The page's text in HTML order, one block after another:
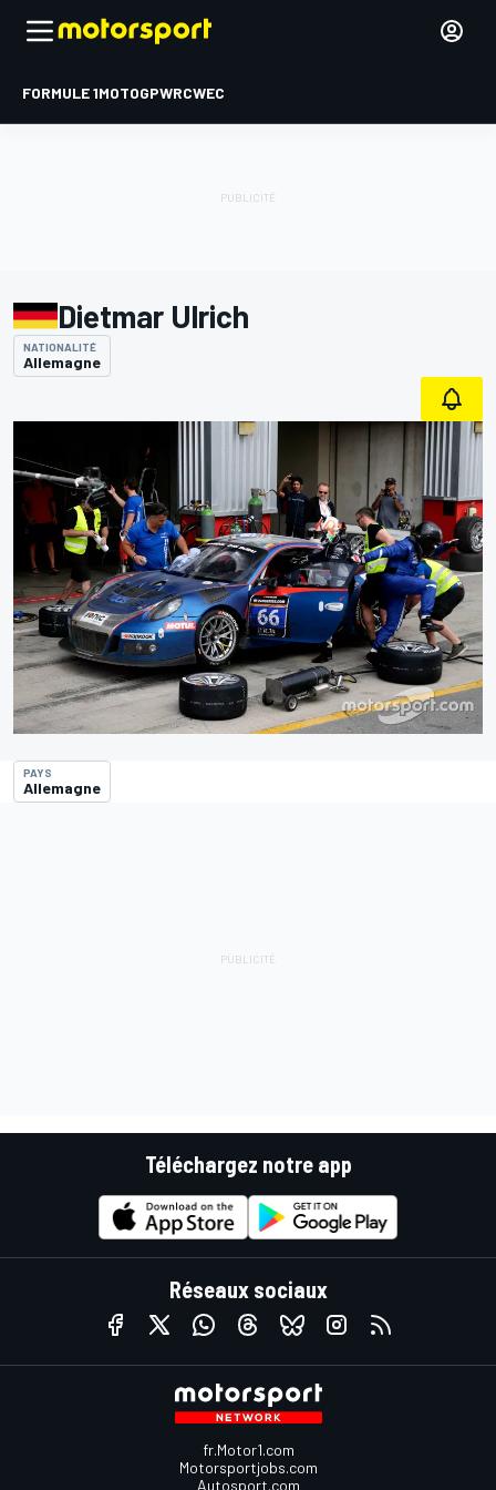
FORMULE 1MOTOGPWRCWEC
Dietmar Ulrich
NATIONALITÉ
Allemagne
PAYS
Allemagne
Téléchargez notre app
Réseaux sociaux
fr.Motor1.com
Motorsportjobs.com
Autosport.com